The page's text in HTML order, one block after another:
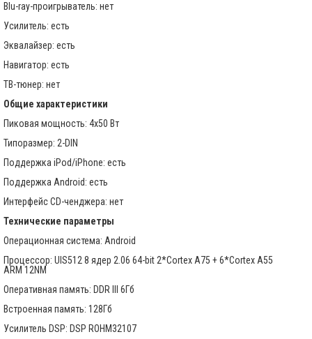
Blu-ray-проигрыватель: нет
Усилитель: есть
Эквалайзер: есть
Навигатор: есть
ТВ-тюнер: нет
Общие характеристики
Пиковая мощность: 4x50 Вт
Типоразмер: 2-DIN
Поддержка iPod/iPhone: есть
Поддержка Android: есть
Интерфейс CD-ченджера: нет
Технические параметры
Операционная система: Android
Процессор: UIS512 8 ядер 2.06 64-bit 2*Cortex A75 + 6*Cortex A55
ARM 12NM
Оперативная память: DDR III 6Гб
Встроенная память: 128Гб
Усилитель DSP: DSP ROHM32107